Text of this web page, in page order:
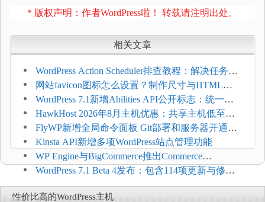
* 版权声明：作者WordPress啦！ 转载请注明出处。
相关文章
WordPress Action Scheduler排查教程：解决任务积
压和订单延迟
网站favicon图标怎么设置？制作尺寸与HTML添
加方法
WordPress 7.1新增Abilities API公开标志：统一支
持REST API、MCP与AI代理
HawkHost 2026年8月主机优惠：共享主机低至
$2.61/月，高性能主机同步折扣
FlyWP新增全局命令面板 Git部署和服务器开通更
方便
Kinsta API新增多项WordPress站点管理功能
WP Engine与BigCommerce推出Commerce
Connect：WordPress商店可保留前台体验并扩展电
商能力
WordPress 7.1 Beta 4发布：包含114项更新与修
复，仅建议在测试环境体验
性价比高的WordPress主机